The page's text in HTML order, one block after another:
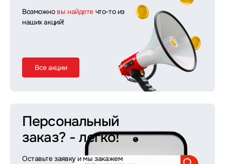
Возможно вы найдете что-то из
наших акций!
Все акции
Персональный
заказ? - легко!
Оставьте заявку и мы закажем